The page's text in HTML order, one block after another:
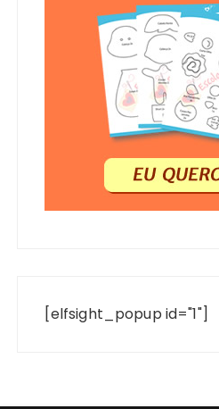
[elfsight_popup id="1"]